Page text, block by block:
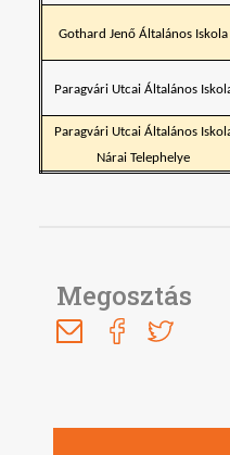
Gothard Jenő Általános Iskola
Paragvári Utcai Általános
Paragvári Utcai Általános
Nárai Telephelye
Megosztás